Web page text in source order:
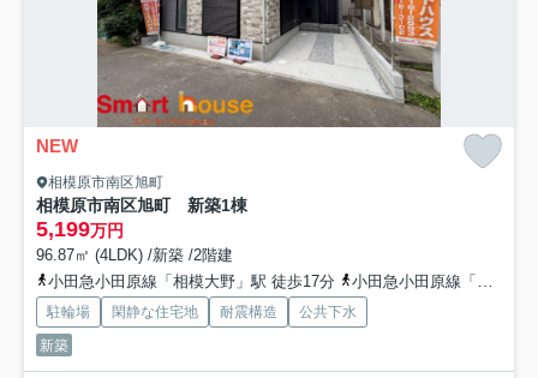
NEW
相模原市南区旭町
相模原市南区旭町 新築1棟
5,199万円
96.87㎡ (4LDK) /新築 /2階建
小田急小田原線「相模大野」駅 徒歩17分
小田急小田原線「小田急相模原」駅 徒歩17分
駐輪場 閑静な住宅地 耐震構造
公共下水
新築